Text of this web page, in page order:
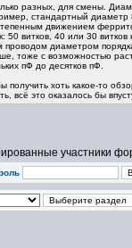
разных, для смены.
стандартный диаметр
движением
50 витков, 40 или 30
диаметром
тоже с возможностью
пФ до десятков пФ.
получить хоть какое-то
всё это оказалось бы
участники